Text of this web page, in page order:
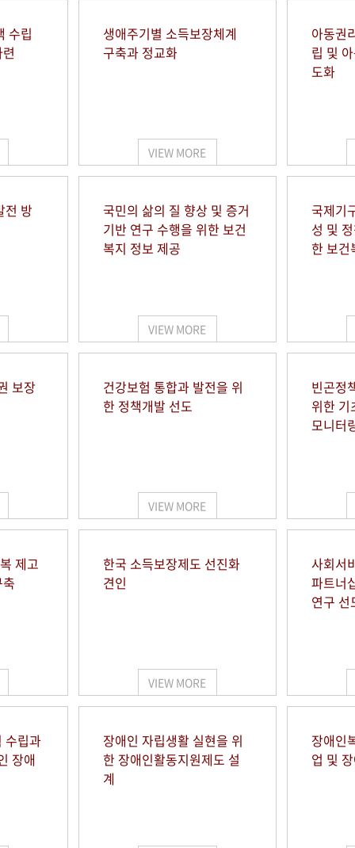
수립
생애주기별 소득보장체계
구축과 정교화
VIEW MORE
아동권
립 및
도화
전 방
국민의 삶의 질 향상 및 증거
기반 연구 수행을 위한 보건
복지 정보 제공
VIEW MORE
국제기
성 및
한 보건
보장
건강보험 통합과 발전을 위
한 정책개발 선도
VIEW MORE
빈곤정
위한 기
모니터
제고
한국 소득보장제도 선진화
견인
VIEW MORE
사회서
파트너
연구 선
수립과
장애
장애인 자립생활 실현을 위
한 장애인활동지원제도 설
계
장애인
업 및